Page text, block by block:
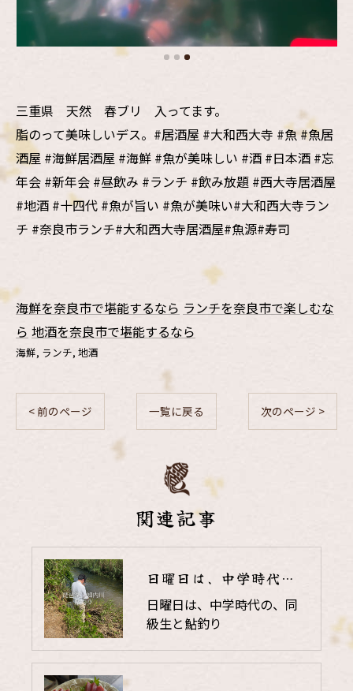
三重県 天然 春ブリ 入ってます。
脂のって美味しいデス。#居酒屋 #大和西大寺 #魚 #魚居
酒屋 #海鮮居酒屋 #海鮮 #魚が美味しい #酒 #日本酒 #忘
年会 #新年会 #昼飲み #ランチ #飲み放題 #西大寺居酒屋
#地酒 #十四代 #魚が旨い #魚が美味い#大和西大寺ラン
チ #奈良市ランチ#大和西大寺居酒屋#魚源#寿司
海鮮を奈良市で堪能するなら ランチを奈良市で楽しむな
ら 地酒を奈良市で堪能するなら
海鮮 ランチ 地酒
< 前のページ 一覧に戻る 次のページ >
関連記事
日曜日は、中学時代の、同級生と鮎釣り
日曜日は、中学時代の、同
級生と鮎釣り